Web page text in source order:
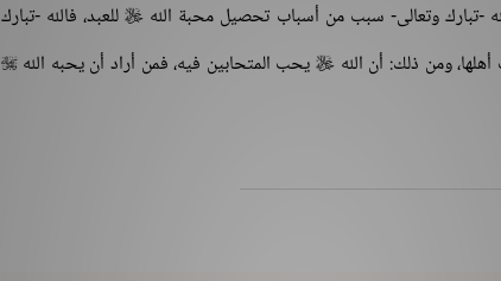
وتعالى- سبب من أسباب تحصيل محبة الله  للعبد، فالله -تبارك
ومن ذلك: أن الله يحب المتحابين فيه، فمن أراد أن يحبه الله